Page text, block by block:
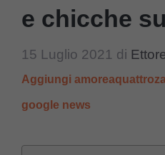
e chicche
15 Luglio 2021 di
Aggiungi
google news